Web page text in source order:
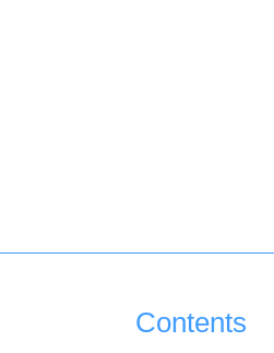
Contents